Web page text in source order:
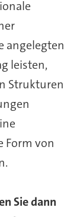
angelegten
leisten,
Strukturen
Form von
Sie dann